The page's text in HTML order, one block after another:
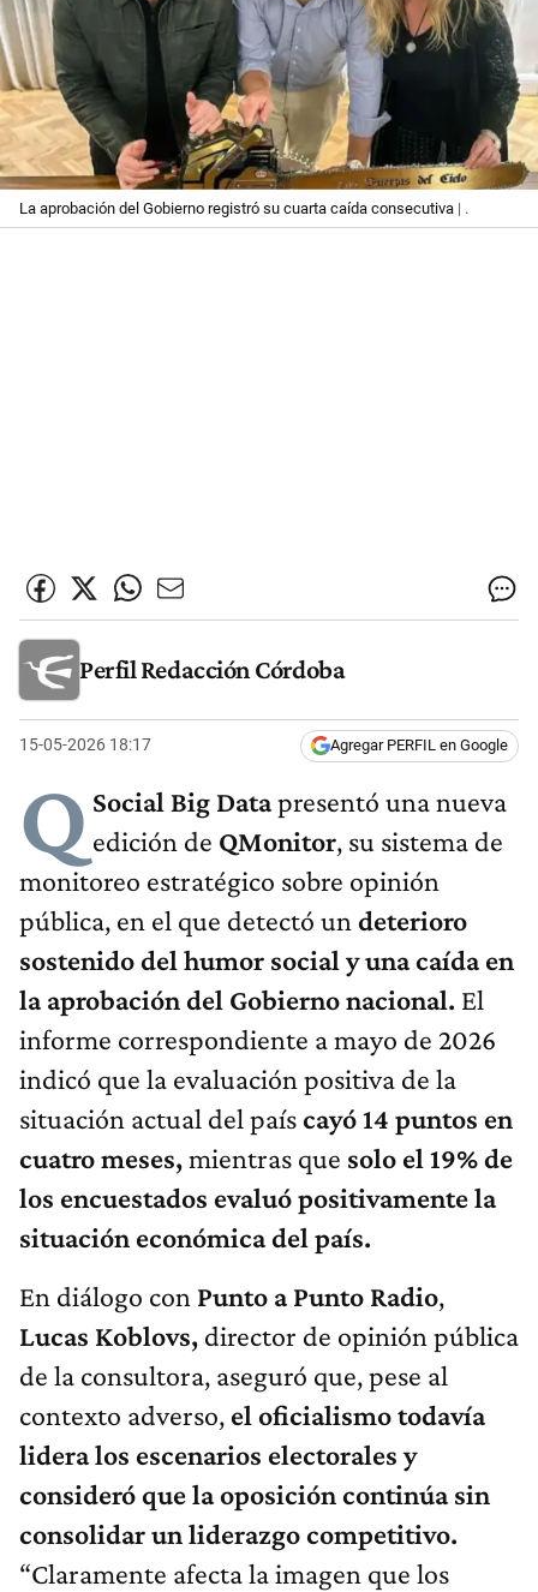
La aprobación del Gobierno registró su cuarta caída consecutiva | .
Perfil Redacción Córdoba
15-05-2026 18:17 Agregar PERFIL en Google
Q Social Big Datapresentó una nueva
edición de QMonitor, su sistema de
monitoreo estratégico sobre opinión
pública, en el que detectó un deterioro
sostenido del humor social y una caída en
la aprobación del Gobierno nacional. El
informe correspondiente a mayo de 2026
indicó que la evaluación positiva de la
situación actual del paíscayó 14 puntos en
cuatro meses,mientras que solo el 19% de
los encuestados evaluó positivamente la
situación económica del país.
En diálogo con Punto a Punto Radio,
Lucas Koblovs, director de opinión pública
de la consultora, aseguró que, pese al
contexto adverso, el oficialismo todavía
lidera los escenarios electorales y
consideró que la oposición continúa sin
consolidar un liderazgo competitivo.
“Claramente afecta la imagen que los